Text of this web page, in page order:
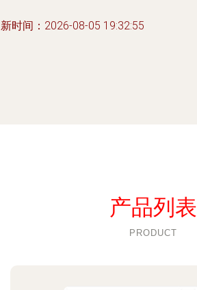
时间：2026-08-05 19:32:55
产品列表
PRODUCT